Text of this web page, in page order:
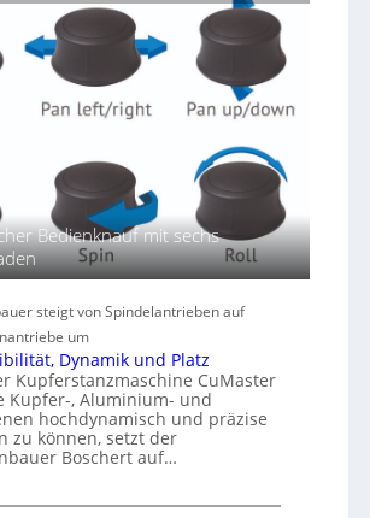
Bedienknauf mit sechs
steigt von Spindelantrieben auf
um
Dynamik und Platz
Kupferstanzmaschine CuMaster
Kupfer-, Aluminium- und
hochdynamisch und präzise
zu können, setzt der
Boschert auf…